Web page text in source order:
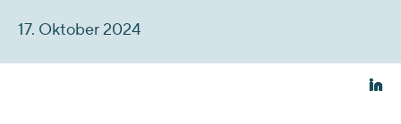
17. Oktober 2024